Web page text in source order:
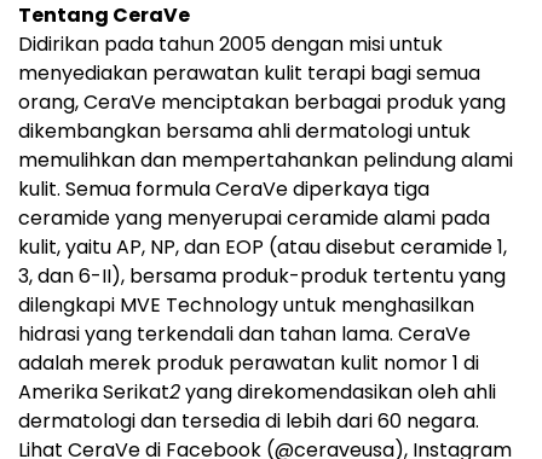
Tentang CeraVe
Didirikan pada tahun 2005 dengan misi untuk
menyediakan perawatan kulit terapi bagi semua
orang, CeraVe menciptakan berbagai produk yang
dikembangkan bersama ahli dermatologi untuk
memulihkan dan mempertahankan pelindung alami
kulit. Semua formula CeraVe diperkaya tiga
ceramide yang menyerupai ceramide alami pada
kulit, yaitu AP, NP, dan EOP (atau disebut ceramide 1,
3, dan 6-II), bersama produk-produk tertentu yang
dilengkapi MVE Technology untuk menghasilkan
hidrasi yang terkendali dan tahan lama. CeraVe
adalah merek produk perawatan kulit nomor 1 di
Amerika Serikat2yang direkomendasikan oleh ahli
dermatologi dan tersedia di lebih dari 60 negara.
Lihat CeraVe di Facebook (@ceraveusa), Instagram